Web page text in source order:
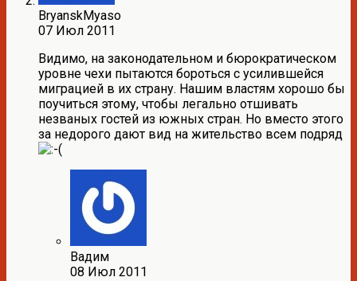
BryanskMyaso
07 Июл 2011
Видимо, на законодательном и бюрократическом
уровне чехи пытаются бороться с усилившейся
миграцией в их страну. Нашим властям хорошо бы
поучиться этому, чтобы легально отшивать
незваных гостей из южных стран. Но вместо этого
за недорого дают вид на жительство всем подряд
Вадим
08 Июл 2011